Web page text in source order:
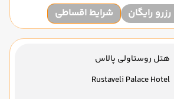
رایگان شرایط اقساطی
هتل روستاولی پالاس
Rustaveli Palace Hotel